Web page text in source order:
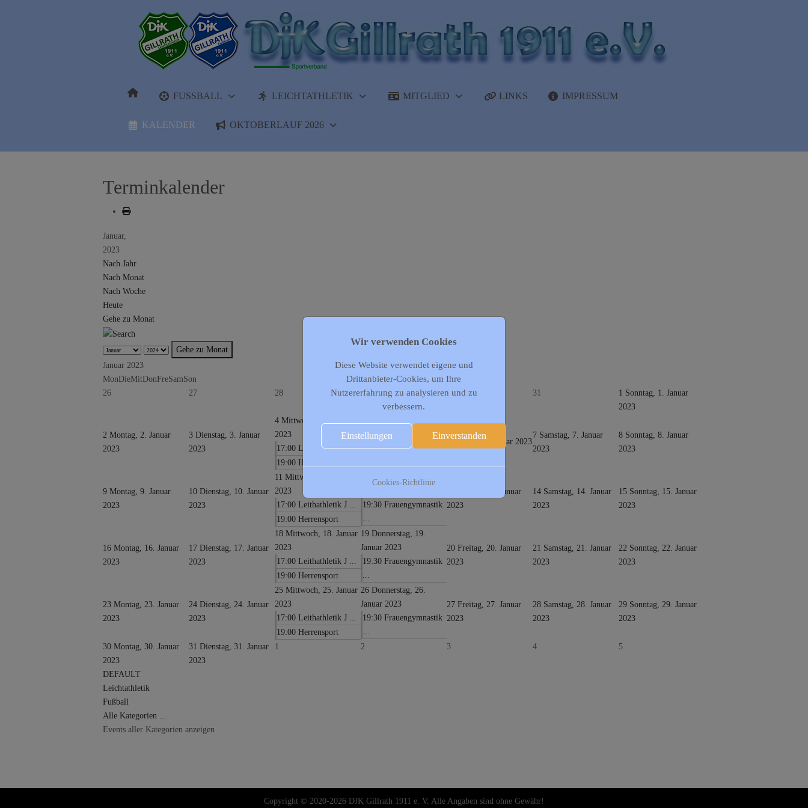
FUSSBALL LEICHTATHLETIK MITGLIED LINKS IMPRESSUM
KALENDER OKTOBERLAUF 2026
Terminkalender
Januar,
2023
Nach Jahr
Nach Monat
Nach Woche
Heute
Gehe zu Monat
Gehe zu Monat
Januar 2023
MonDieMitDonFreSamSon
26
27 28 29 30 31 1 Sonntag, 1. Januar
2023
2 Montag, 2. Januar
2023
3 Dienstag, 3. Januar
2023
4 Mittwoch, 4. Januar
2023
17:00 Leithathletik J ...
19:00 Herrensport
2023
19:30 Frauengymnastik
6 Freitag, 6. Januar 2023
7 Samstag, 7. Januar
2023
8 Sonntag, 8. Januar
2023
9 Montag, 9. Januar
2023
10 Dienstag, 10. Januar
2023
11 Mittwoch, 11. Januar
2023
17:00 Leithathletik J ...
19:00 Herrensport
19:30 Frauengymnastik
Freitag, 13. Januar
2023
14 Samstag, 14. Januar
2023
15 Sonntag, 15. Januar
2023
16 Montag, 16. Januar
2023
17 Dienstag, 17. Januar
2023
18 Mittwoch, 18. Januar
2023
17:00 Leithathletik J ...
19:00 Herrensport
19 Donnerstag, 19.
Januar 2023
19:30 Frauengymnastik
20 Freitag, 20. Januar
2023
21 Samstag, 21. Januar
2023
22 Sonntag, 22. Januar
2023
23 Montag, 23. Januar
2023
24 Dienstag, 24. Januar
2023
25 Mittwoch, 25. Januar
2023
17:00 Leithathletik J ...
19:00 Herrensport
26 Donnerstag, 26.
Januar 2023
19:30 Frauengymnastik
27 Freitag, 27. Januar
2023
28 Samstag, 28. Januar
2023
29 Sonntag, 29. Januar
2023
30 Montag, 30. Januar
2023
31 Dienstag, 31. Januar
2023
1 2 3 4 5
DEFAULT
Leichtathletik
Fußball
Alle Kategorien ...
Events aller Kategorien anzeigen
Copyright © 2020-2026 DJK Gillrath 1911 e. V. Alle Angaben sind ohne Gewähr!
Wir verwenden Cookies
Diese Website verwendet eigene und
Drittanbieter-Cookies, um Ihre
Nutzererfahrung zu analysieren und zu
verbessern.
Einstellungen Einverstanden
Cookies-Richtlinie